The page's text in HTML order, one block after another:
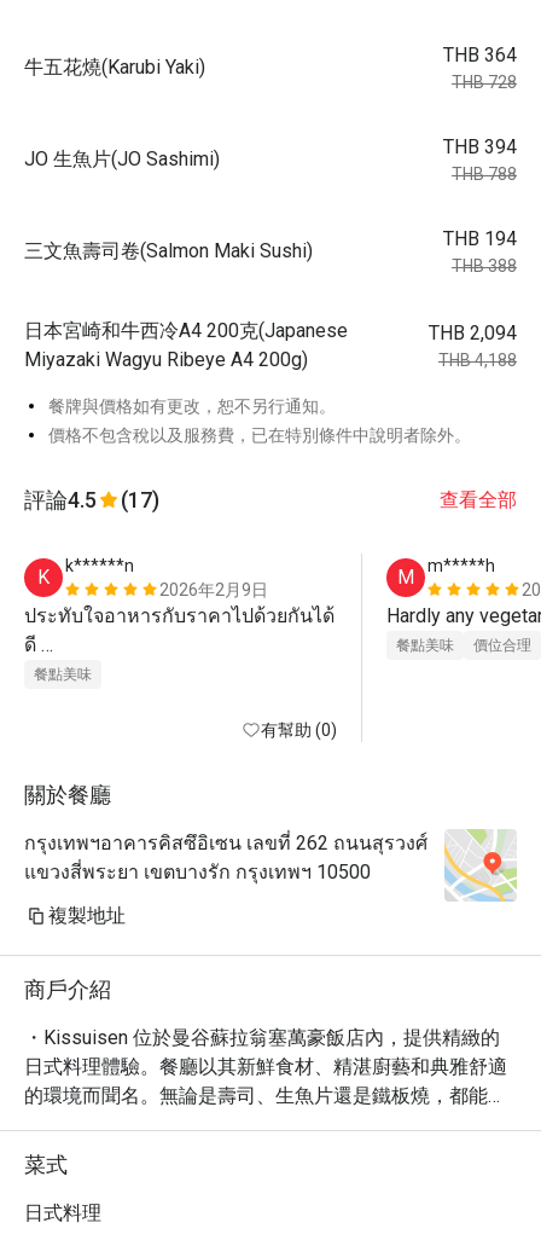
牛五花燒(Karubi Yaki)
THB 364
THB 728
JO 生魚片(JO Sashimi)
THB 394
THB 788
三文魚壽司卷(Salmon Maki Sushi)
THB 194
THB 388
日本宮崎和牛西冷A4 200克(Japanese
Miyazaki Wagyu Ribeye A4 200g)
THB 2,094
THB 4,188
餐牌與價格如有更改，恕不另行通知。
價格不包含稅以及服務費，已在特別條件中說明者除外。
評論4.5 (17) 查看全部
K
k******n
2026年2月9日
ประทับใจอาหารกับราคาไปด้วยกันได้
ดี
แต่ร้านอาจมีฝุ่นเยอะอยู่บ้าง
餐點美味
有幫助 (0)
M
m*****h
Hardly any
餐點美味 價位合理
關於餐廳
กรุงเทพฯอาคารคิสซึอิเซน เลขที่ 262 ถนนสุรวงศ์
แขวงสี่พระยา เขตบางรัก กรุงเทพฯ 10500
複製地址
商戶介紹
・Kissuisen 位於曼谷蘇拉翁塞萬豪飯店內，提供精緻的
日式料理體驗。餐廳以其新鮮食材、精湛廚藝和典雅舒適
的環境而聞名。無論是壽司、生魚片還是鐵板燒，都能在
這裡品嚐到道地的日式風味。更別錯過他們的招牌壽司拼
盤和入口即化的和牛料理，絕對讓您回味無窮。Kissuisen
擁有極佳的口碑，在網路上獲得 4.8 星的高評價以及超過
百則的真實評論。
菜式
日式料理